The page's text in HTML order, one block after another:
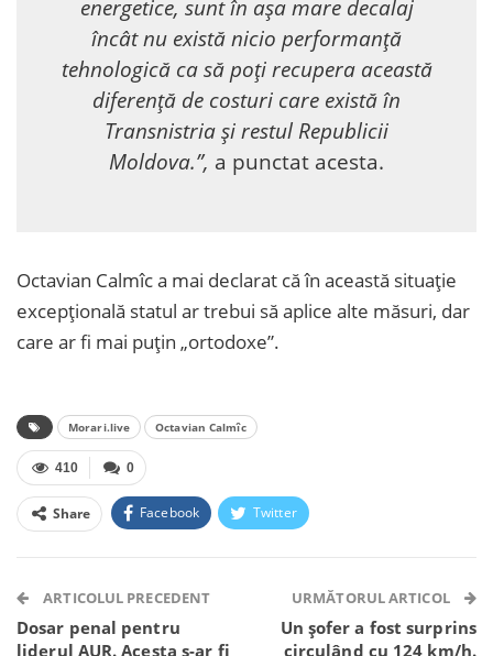
energetice, sunt în așa mare decalaj
încât nu există nicio performanță
tehnologică ca să poți recupera această
diferență de costuri care există în
Transnistria și restul Republicii
Moldova.”, a punctat acesta.
Octavian Calmîc a mai declarat că în această situație
excepțională statul ar trebui să aplice alte măsuri, dar
care ar fi mai puțin „ortodoxe”.
Morari.live Octavian Calmîc
0
410
Share Facebook Twitter
Telegram WhatsApp Viber
ARTICOLUL PRECEDENT
Dosar penal pentru
liderul AUR. Acesta s-ar fi
URMĂTORUL ARTICOL
Un șofer a fost surprins
circulând cu 124 km/h.